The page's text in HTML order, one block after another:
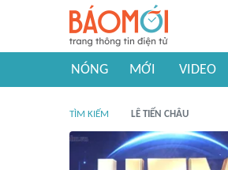
NÓNG MỚI VIDEO
TÌM KIẾM LÊ TIẾN CHÂU